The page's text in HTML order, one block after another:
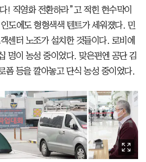
! 직영화 전환하라”고 적힌 현수막이
도에도 형형색색 텐트가 세워졌다. 민
센터 노조가 설치한 것들이다. 로비에
명이 농성 중이었다. 맞은편엔 공단 김
폼 등을 깔아놓고 단식 농성 중이었다.